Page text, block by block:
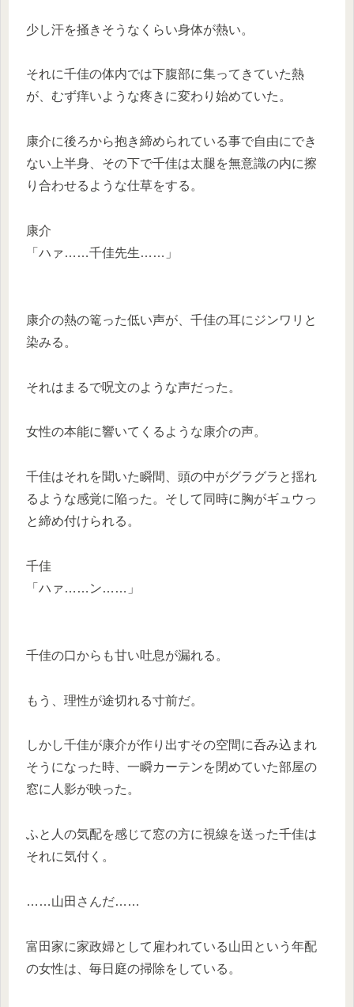
少し汗を掻きそうなくらい身体が熱い。
それに千佳の体内では下腹部に集ってきていた熱
が、むず痒いような疼きに変わり始めていた。
康介に後ろから抱き締められている事で自由にでき
ない上半身、その下で千佳は太腿を無意識の内に擦
り合わせるような仕草をする。
康介
「ハァ……千佳先生……」
康介の熱の篭った低い声が、千佳の耳にジンワリと
染みる。
それはまるで呪文のような声だった。
女性の本能に響いてくるような康介の声。
千佳はそれを聞いた瞬間、頭の中がグラグラと揺れ
るような感覚に陥った。そして同時に胸がギュウっ
と締め付けられる。
千佳
「ハァ……ン……」
千佳の口からも甘い吐息が漏れる。
もう、理性が途切れる寸前だ。
しかし千佳が康介が作り出すその空間に呑み込まれ
そうになった時、一瞬カーテンを閉めていた部屋の
窓に人影が映った。
ふと人の気配を感じて窓の方に視線を送った千佳は
それに気付く。
……山田さんだ……
富田家に家政婦として雇われている山田という年配
の女性は、毎日庭の掃除をしている。